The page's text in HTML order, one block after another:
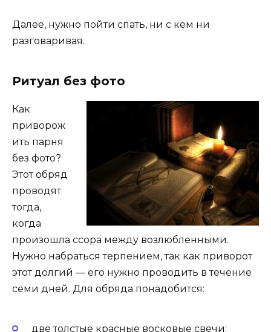
Далее, нужно пойти спать, ни с кем ни
разговаривая.
Ритуал без фото
Как
приворож
ить парня
без фото?
Этот обряд
проводят
тогда,
когда
произошла ссора между возлюбленными.
Нужно набраться терпением, так как приворот
этот долгий — его нужно проводить в течение
семи дней. Для обряда понадобится:
две толстые красные восковые свечи;